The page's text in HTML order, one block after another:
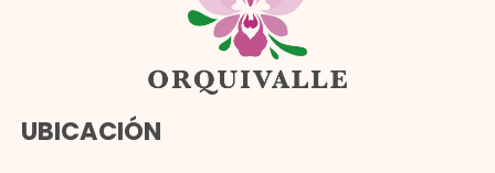
UBICACIÓN